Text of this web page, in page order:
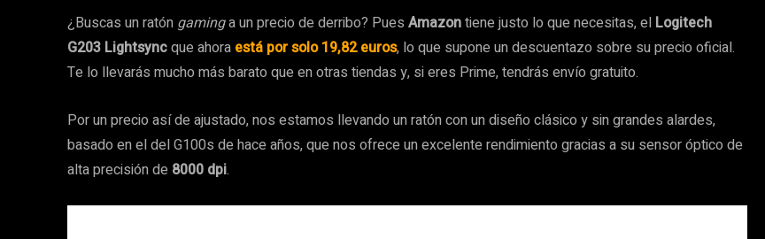
¿Buscas un ratón gaminga un precio de derribo? Pues Amazontiene justo lo que necesitas, el Logitech
G203 Lightsyncque ahora está por solo 19,82 euros, lo que supone un descuentazo sobre su precio oficial.
Te lo llevarás mucho más barato que en otras tiendas y, si eres Prime, tendrás envío gratuito.
Por un precio así de ajustado, nos estamos llevando un ratón con un diseño clásico y sin grandes alardes,
basado en el del G100s de hace años, que nos ofrece un excelente rendimiento gracias a su sensor óptico de
alta precisión de 8000 dpi.